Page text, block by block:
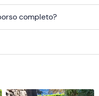
completo?